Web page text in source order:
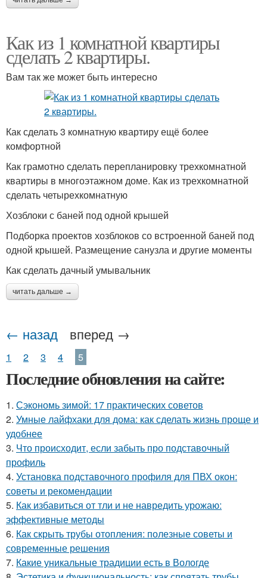
Как из 1 комнатной квартиры
сделать 2 квартиры.
Вам так же может быть интересно
Как сделать 3 комнатную квартиру ещё более
комфортной
Как грамотно сделать перепланировку трехкомнатной
квартиры в многоэтажном доме. Как из трехкомнатной
сделать четырехкомнатную
Хозблоки с баней под одной крышей
Подборка проектов хозблоков со встроенной баней под
одной крышей. Размещение санузла и другие моменты
Как сделать дачный умывальник
читать дальше →
← назад вперед →
1 2 3 4 5
Последние обновления на сайте:
1. Сэкономь зимой: 17 практических советов
2. Умные лайфхаки для дома: как сделать жизнь проще и
удобнее
3. Что происходит, если забыть про подставочный
профиль
4. Установка подставочного профиля для ПВХ окон:
советы и рекомендации
5. Как избавиться от тли и не навредить урожаю:
эффективные методы
6. Как скрыть трубы отопления: полезные советы и
современные решения
7. Какие уникальные традиции есть в Вологде